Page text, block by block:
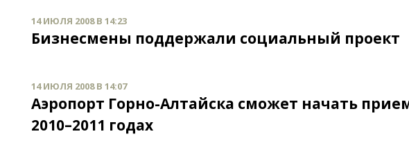
14 ИЮЛЯ 2008 В 14:23
Бизнесмены поддержали социальный проект
14 ИЮЛЯ 2008 В 14:07
Аэропорт Горно-Алтайска сможет начать
2010–2011 годах